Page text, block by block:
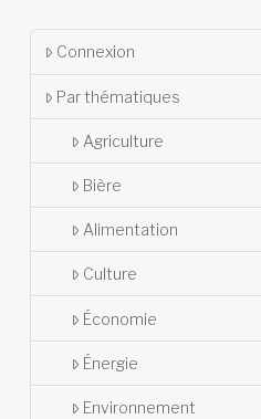
Connexion
Par thématiques
Agriculture
Bière
Alimentation
Culture
Économie
Énergie
Environnement